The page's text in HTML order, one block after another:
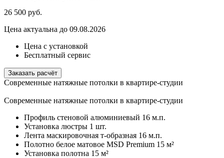
26 500 руб.
Цена актуальна до 09.08.2026
Цена с установкой
Бесплатный сервис
Заказать расчёт
Современные натяжные потолки в квартире-студии
Современные натяжные потолки в квартире-студии
Профиль стеновой алюминиевый 16 м.п.
Установка люстры 1 шт.
Лента маскировочная т-образная 16 м.п.
Полотно белое матовое MSD Premium 15 м²
Установка полотна 15 м²